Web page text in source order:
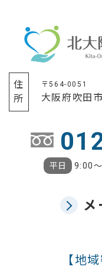
住所 〒564-0051
大阪府吹田
平日 9:00
メ
【地